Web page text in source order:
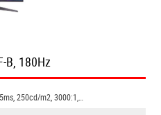
B, 180Hz
250cd/m2, 3000:1,…